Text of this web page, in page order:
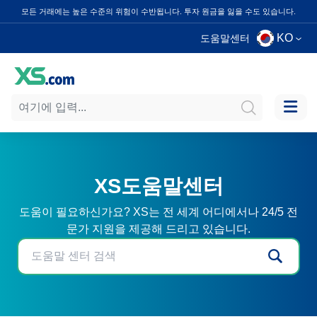
모든 거래에는 높은 수준의 위험이 수반됩니다. 투자 원금을 잃을 수도 있습니다.
도움말센터 KO
XS도움말센터
도움이 필요하신가요? XS는 전 세계 어디에서나 24/5 전
문가 지원을 제공해 드리고 있습니다.